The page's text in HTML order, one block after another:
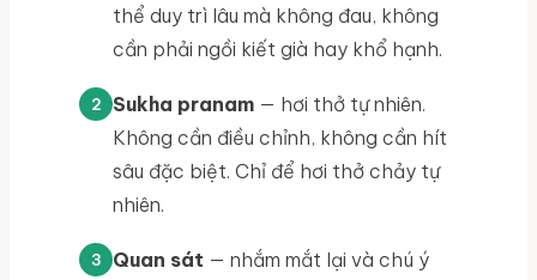
thể duy trì lâu mà không đau, không
cần phải ngồi kiết già hay khổ hạnh.
Sukha pranam — hơi thở tự nhiên.
Không cần điều chỉnh, không cần hít
sâu đặc biệt. Chỉ để hơi thở chảy tự
nhiên.
Quan sát — nhắm mắt lại và chú ý